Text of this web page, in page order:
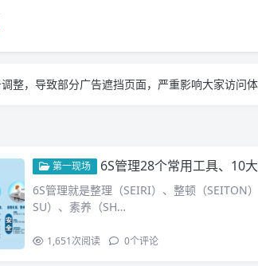
整，导致部分广告遮挡页面，严重影响大家访问
整，导致部分广告遮挡页面，严重影响大家访问
第一现场 6S管理28个常用工具、10
6S管理就是整理（SEIRI）、整顿（SEITON
SU）、素养（SH…
1,651次阅读 0个评论